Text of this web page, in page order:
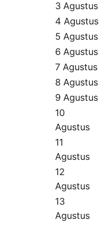
3 Agustus
4 Agustus
5 Agustus
6 Agustus
7 Agustus
8 Agustus
9 Agustus
10
Agustus
11
Agustus
12
Agustus
13
Agustus